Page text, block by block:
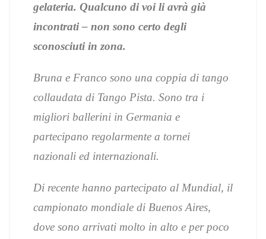
gelateria. Qualcuno di voi li avrà già
incontrati – non sono certo degli
sconosciuti in zona.
Bruna e Franco sono una coppia di tango
collaudata di Tango Pista. Sono tra i
migliori ballerini in Germania e
partecipano regolarmente a tornei
nazionali ed internazionali.
Di recente hanno partecipato al Mundial, il
campionato mondiale di Buenos Aires,
dove sono arrivati molto in alto e per poco